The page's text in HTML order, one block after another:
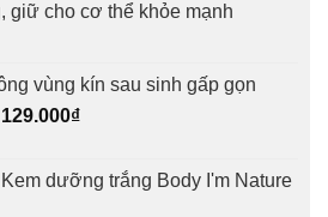
giữ cho cơ thể khỏe mạnh
vùng kín sau sinh gấp gọn
Giá
150.000₫.
129.000₫Giá
là:
dưỡng trắng Body I'm Nature